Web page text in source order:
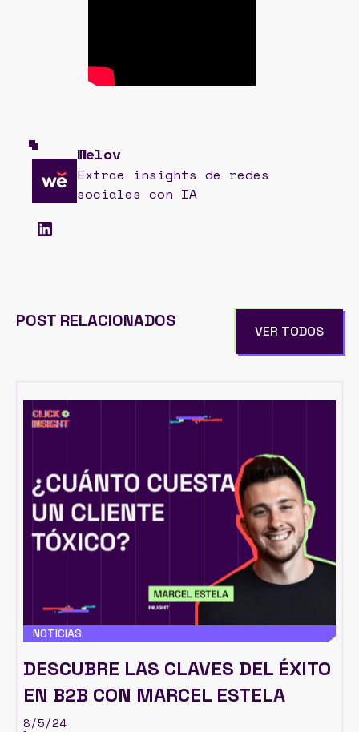
Welov
Extrae insights de redes
sociales con IA
POST RELACIONADOS
VER TODOS
NOTICIAS
DESCUBRE LAS CLAVES DEL ÉXITO
EN B2B CON MARCEL ESTELA
8/5/24